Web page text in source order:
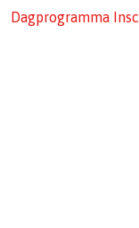
Dagprogramma